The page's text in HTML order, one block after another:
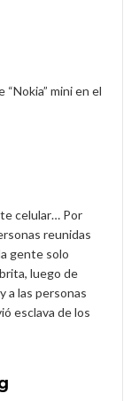
mini en el
celular… Por
reunidas
gente solo
luego de
a las personas
esclava de los